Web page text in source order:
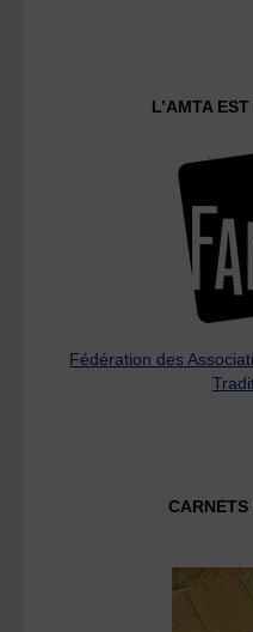
L’AMTA
Fédération des
CARNETS